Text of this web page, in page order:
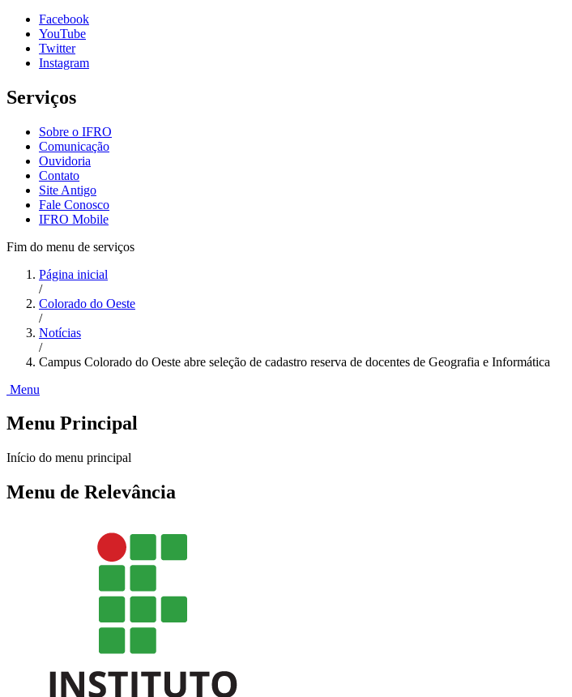
Facebook
YouTube
Twitter
Instagram
Serviços
Sobre o IFRO
Comunicação
Ouvidoria
Contato
Site Antigo
Fale Conosco
IFRO Mobile
Fim do menu de serviços
Página inicial
/
Colorado do Oeste
/
Notícias
/
Campus Colorado do Oeste abre seleção de cadastro reserva de docentes de Geografia e Informática
Menu
Menu Principal
Início do menu principal
Menu de Relevância